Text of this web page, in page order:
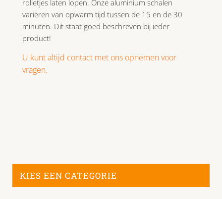
rolletjes laten lopen. Onze aluminium schalen
variëren van opwarm tijd tussen de 15 en de 30
minuten. Dit staat goed beschreven bij ieder
product!
U kunt altijd contact met ons opnemen voor
vragen.
KIES EEN CATEGORIE